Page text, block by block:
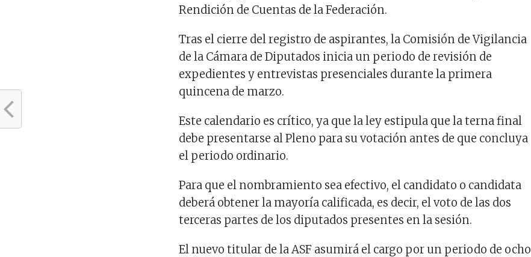
Rendición de Cuentas de la Federación.
Tras el cierre del registro de aspirantes, la Comisión de Vigilancia
de la Cámara de Diputados inicia un periodo de revisión de
expedientes y entrevistas presenciales durante la primera
quincena de marzo.
Este calendario es crítico, ya que la ley estipula que la terna final
debe presentarse al Pleno para su votación antes de que concluya
el periodo ordinario.
Para que el nombramiento sea efectivo, el candidato o candidata
deberá obtener la mayoría calificada, es decir, el voto de las dos
terceras partes de los diputados presentes en la sesión.
El nuevo titular de la ASF asumirá el cargo por un periodo de ocho